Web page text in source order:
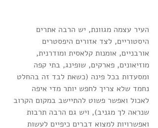
העיר עצמה מגוונת, יש הרבה אתרים
היסטוריים, לצד אזורים היפסטרים
אורבניים, אומנות קלאסית ומודרנית,
מוזיאונים, פארקים, שופינג, בתי קפה
ומסעדות בכל פינה (כשאת לבד זה בהחלט
נחמד שלא צריך לחפש יותר מדי איפה
לאכול ואפשר פשוט להתיישב במקום הקרוב
שנראה לך מגניב), ויש גם הרבה תרבות
ואפשרויות למצוא דברים כיפיים לעשות